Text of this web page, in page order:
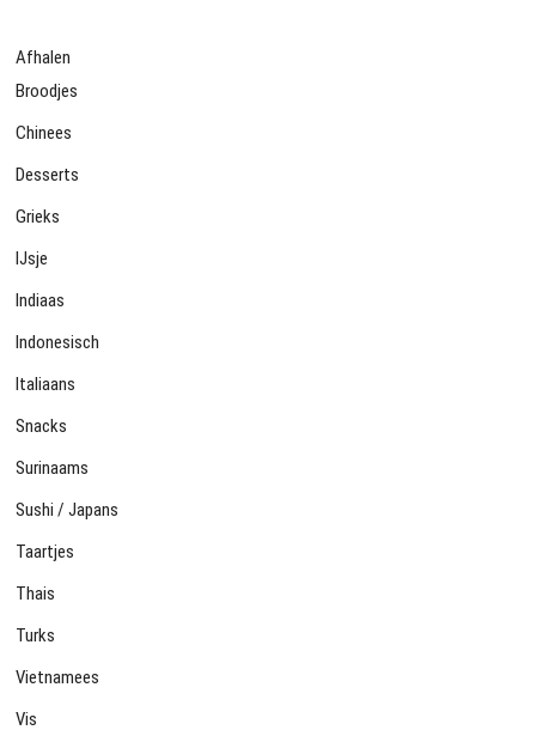
Afhalen
Broodjes
Chinees
Desserts
Grieks
IJsje
Indiaas
Indonesisch
Italiaans
Snacks
Surinaams
Sushi / Japans
Taartjes
Thais
Turks
Vietnamees
Vis